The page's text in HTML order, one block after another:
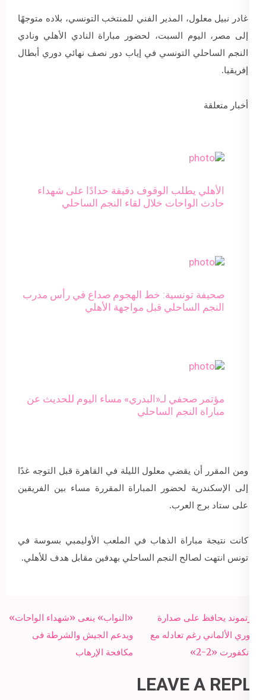
غادر نبيل معلول، المدير الفني للمنتخب التونسي، بلاده متوجهًا
إلى مصر، اليوم السبت، لحضور مباراة النادي الأهلي ونادي
النجم الساحلي التونسي في إياب دور نصف نهائي دوري أبطال
إفريقيا.
أخبار متعلقة
الأهلي يطلب الوقوف دقيقة حدادًا على شهداء
حادث الواحات خلال لقاء النجم الساحلي
صحيفة تونسية: خط الهجوم صداع في رأس مدرب
النجم الساحلي قبل مواجهة الأهلي
مؤتمر صحفي لـ«البدري» مساء اليوم للحديث عن
مباراة النجم الساحلي
ومن المقرر أن يقضي معلول الليلة في القاهرة قبل التوجه غدًا
إلى الإسكندرية لحضور المباراة المقررة مساء بين الفريقين
على ستاد برج العرب.
كانت نتيجة مباراة الذهاب في الملعب الأوليمبي بسوسة في
تونس انتهت لصالح النجم الساحلي بهدفين مقابل هدف للأهلي.
Post
navigation
«النواب» ينعى «شهداء الواحات»
ويدعم الجيش والشرطة فى
مكافحة الإرهاب
دورتموند يحافظ على صدارة
الدوري الألماني رغم تعادله مع
فرانكفورت «2-2»
LEAVE A REPLY